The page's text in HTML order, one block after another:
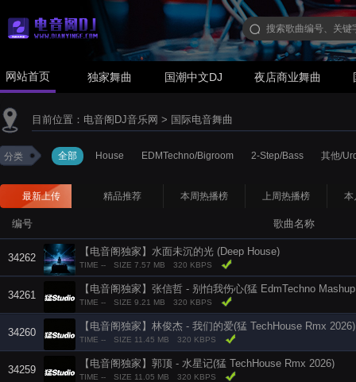
网站首页 独家舞曲 国潮中文DJ 夜店商业舞曲
目前位置： 电音阁DJ音乐网 > 国际电音舞曲
分类 全部 House EDMTechno/Bigroom 2-Step/Bass 其他/
最新上传 精品推荐 本周热播榜 上周热播榜 本
编号 歌曲名称
34262
【电音阁独家】水面未沉的光 (Deep House)
TIME -- SIZE 7.57 MB 320 KBPS
34261
【电音阁独家】张信哲 - 别怕我伤心(猛 EdmTechno
TIME -- SIZE 9.21 MB 320 KBPS
34260
【电音阁独家】林俊杰 - 我们的爱(猛 TechHouse Rmx 2026)
TIME -- SIZE 11.45 MB 320 KBPS
34259
【电音阁独家】郭顶 - 水星记(猛 TechHouse Rmx 2026)
TIME -- SIZE 11.05 MB 320 KBPS